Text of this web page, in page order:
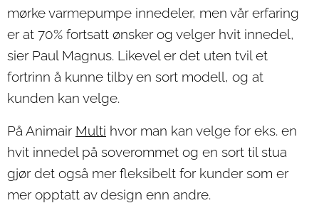
mørke varmepumpe innedeler, men vår erfaring
er at 70% fortsatt ønsker og velger hvit innedel,
sier Paul Magnus. Likevel er det uten tvil et
fortrinn å kunne tilby en sort modell, og at
kunden kan velge.
På Animair Multi hvor man kan velge for eks. en
hvit innedel på soverommet og en sort til stua
gjør det også mer fleksibelt for kunder som er
mer opptatt av design enn andre.